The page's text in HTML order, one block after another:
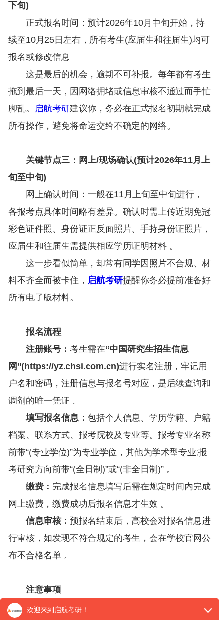
下旬)
正式报名时间：预计2026年10月中旬开始，持
续至10月25日左右，所有考生(应届生和往届生)均可
报名或修改信息
这是最后的机会，逾期不可补报。每年都有考生
拖到最后一天，因网络拥堵或信息审核不通过而手忙
脚乱。
启航考研建议你，务必在正式报名初期就完成
所有操作，避免将命运交给不确定的网络。
关键节点三：网上/现场确认(预计2026年11月上
旬至中旬)
网上确认时间：一般在11月上旬至中旬进行，
各报考点具体时间略有差异。确认时需上传近期免冠
彩色证件照、身份证正反面照片、手持身份证照片，
应届生和往届生需提供相应学历证明材料 。
这一步看似简单，却常有同学因照片不合规、材
料不齐全而被卡住， 启航考研提醒你务必提前准备好
所有电子版材料。
报名流程
注册账号： 考生需在“中国研究生招生信息
网”(https://yz.chsi.com.cn)进行实名注册，牢记用
户名和密码，注册信息与报名号对应，是后续查询和
调剂的唯一凭证 。
填写报名信息： 包括个人信息、学历学籍、户籍
档案、联系方式、报考院校及专业等。报考专业名称
前带“(专业学位)”为专业学位，其他为学术型专业;报
考研究方向前带“(全日制)”或“(非全日制)” 。
缴费： 完成报名信息填写后需在规定时间内完成
网上缴费，缴费成功后报名信息才生效 。
信息审核： 预报名结束后，高校会对报名信息进
行审核，如发现不符合规定的考生，会在学校官网公
布不合格名单 。
注意事项
选择报考点时，往届生可优先选择户籍所在地，